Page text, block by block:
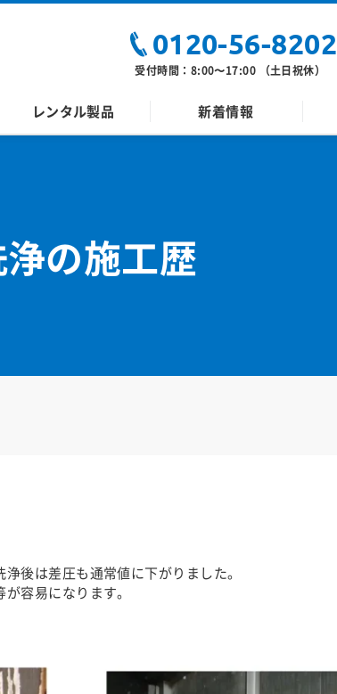
0120-56-8202
受付時間：8:00〜17:00 （土日祝休）
レンタル製品 新着情報
の施工歴
後は差圧も通常値に下がりました。
容易になります。